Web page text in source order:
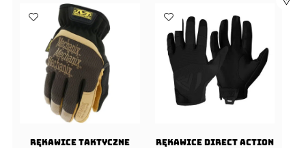
Rękawice taktyczne
Rękawice Direct Action